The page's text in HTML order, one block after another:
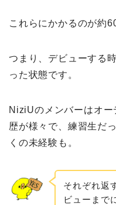
これらにかかるのが約
つまり、デビューする
った状態です。
NiziUのメンバーはオ
歴が様々で、練習生だ
くの未経験も。
それぞれ返
ビューまで